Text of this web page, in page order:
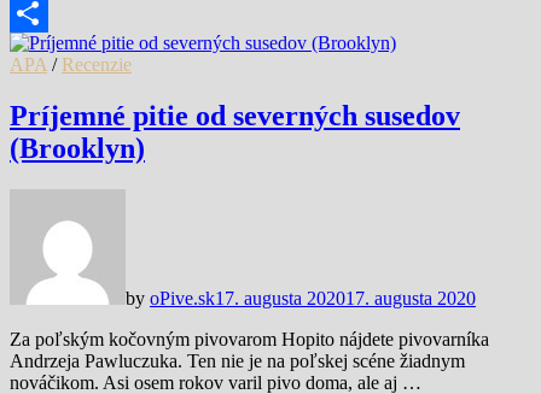
Email
Share
APA / Recenzie
Príjemné pitie od severných susedov
(Brooklyn)
by oPive.sk17. augusta 202017. augusta 2020
Za poľským kočovným pivovarom Hopito nájdete pivovarníka
Andrzeja Pawluczuka. Ten nie je na poľskej scéne žiadnym
nováčikom. Asi osem rokov varil pivo doma, ale aj …